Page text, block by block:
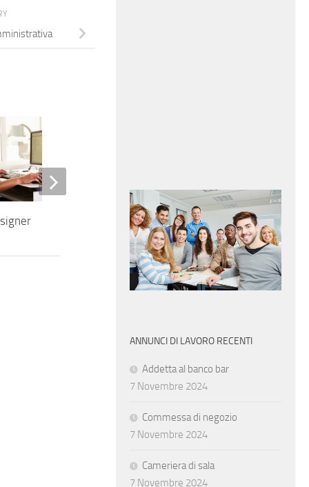
Addetta all’ufficio commerciale
ANNUNCI DI LAVORO RECENTI
Addetta al banco bar
7 Novembre 2024
Commessa di negozio
7 Novembre 2024
Cameriera di sala
7 Novembre 2024